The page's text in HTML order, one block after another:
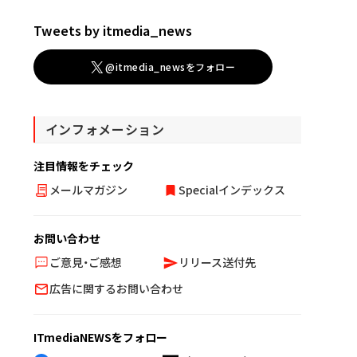
Tweets by itmedia_news
@itmedia_newsをフォロー
インフォメーション
注目情報をチェック
メールマガジン
Specialインデックス
お問い合わせ
ご意見・ご感想
リリース送付先
広告に関するお問い合わせ
ITmediaNEWSをフォロー